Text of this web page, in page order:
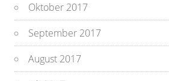
Oktober 2017
September 2017
August 2017